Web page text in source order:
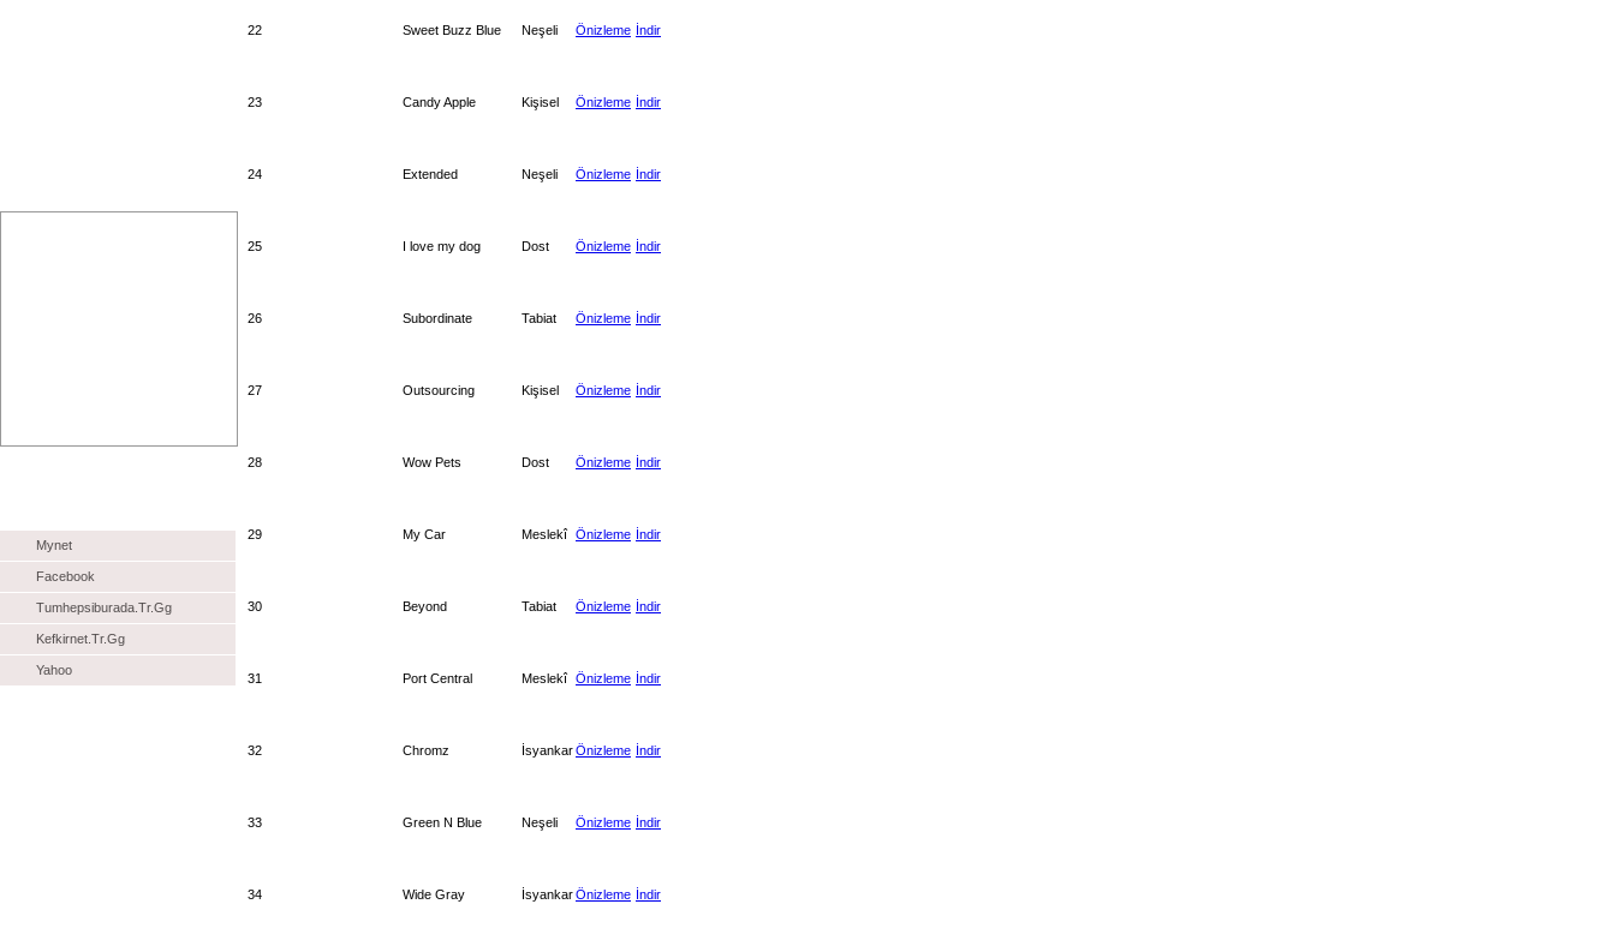
Mynet
Facebook
Tumhepsiburada.Tr.Gg
Kefkirnet.Tr.Gg
Yahoo
22 Sweet Buzz Blue Neşeli Önizleme İndir
23 Candy Apple Kişisel Önizleme İndir
24 Extended Neşeli Önizleme İndir
25 I love my dog Dost Önizleme İndir
26 Subordinate Tabiat Önizleme İndir
27 Outsourcing Kişisel Önizleme İndir
28 Wow Pets Dost Önizleme İndir
29 My Car Meslekî Önizleme İndir
30 Beyond Tabiat Önizleme İndir
31 Port Central Meslekî Önizleme İndir
32 Chromz İsyankarÖnizleme İndir
33 Green N Blue Neşeli Önizleme İndir
34 Wide Gray İsyankarÖnizleme İndir